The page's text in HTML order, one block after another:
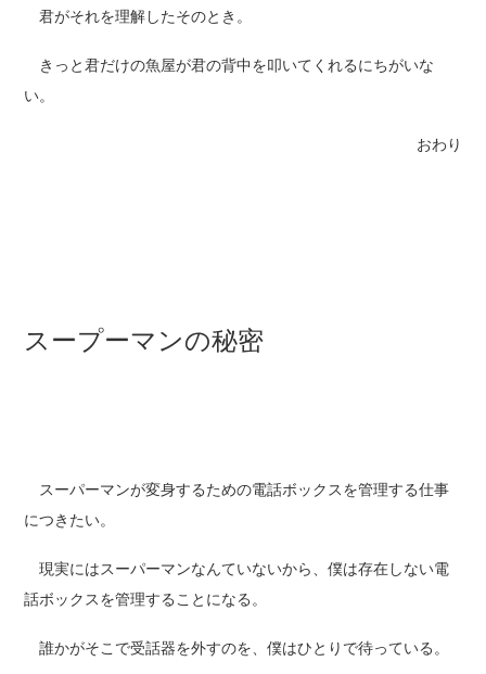
君がそれを理解したそのとき。
きっと君だけの魚屋が君の背中を叩いてくれるにちがいな
い。
おわり
スープーマンの秘密
スーパーマンが変身するための電話ボックスを管理する仕事
につきたい。
現実にはスーパーマンなんていないから、僕は存在しない電
話ボックスを管理することになる。
誰かがそこで受話器を外すのを、僕はひとりで待っている。